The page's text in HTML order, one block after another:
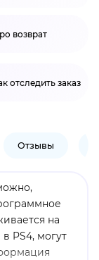
возврат
отследить заказ
Отзывы
на
PS4, могут